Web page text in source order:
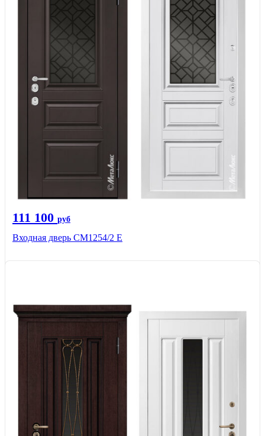
111 100 руб
Входная дверь СМ1254/2 E